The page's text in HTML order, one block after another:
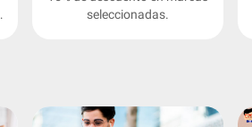
seleccionadas.